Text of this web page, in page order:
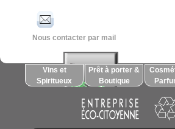
Nous contacter par mail
Vins et
Spiritueux
Prêt à porter &
Boutique